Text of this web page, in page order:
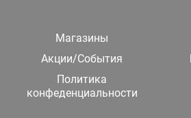
Магазины
Акции/События
Политика
конфеденциальности